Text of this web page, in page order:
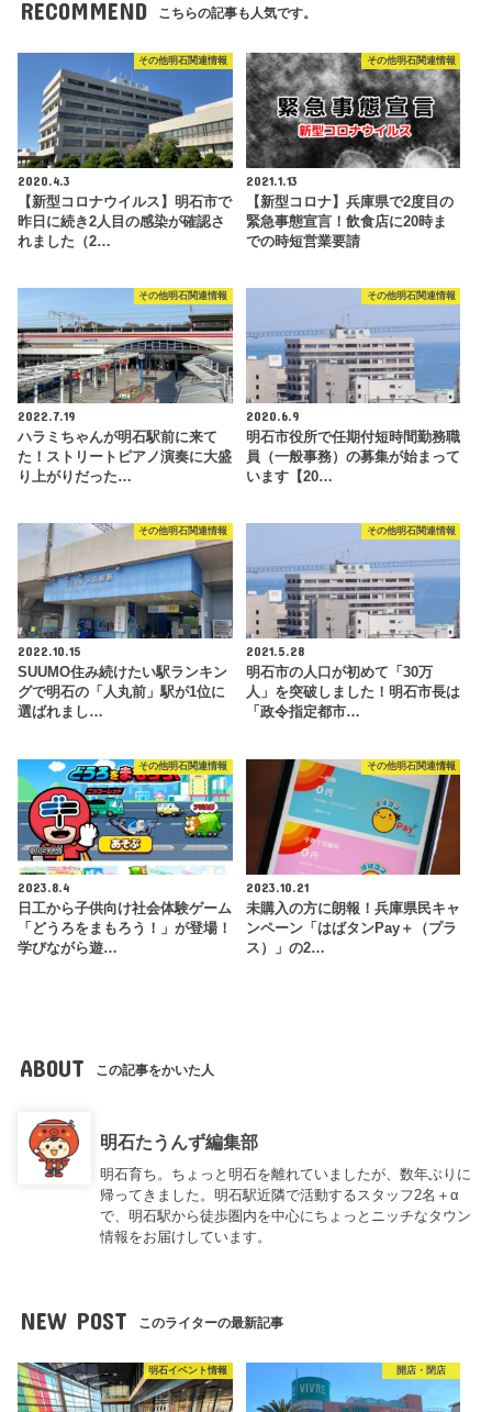
RECOMMEND こちらの記事も人気です。
その他明石関連情報
2020.4.3
【新型コロナウイルス】明石市で
昨日に続き2人目の感染が確認さ
れました（2…
その他明石関連情報
2021.1.13
【新型コロナ】兵庫県で2度目の
緊急事態宣言！飲食店に20時ま
での時短営業要請
その他明石関連情報
2022.7.19
ハラミちゃんが明石駅前に来て
た！ストリートピアノ演奏に大盛
り上がりだった…
その他明石関連情報
2020.6.9
明石市役所で任期付短時間勤務職
員（一般事務）の募集が始まって
います【20…
その他明石関連情報
2022.10.15
SUUMO住み続けたい駅ランキン
グで明石の「人丸前」駅が1位に
選ばれまし…
その他明石関連情報
2021.5.28
明石市の人口が初めて「30万
人」を突破しました！明石市長は
「政令指定都市…
その他明石関連情報
2023.8.4
日工から子供向け社会体験ゲーム
「どうろをまもろう！」が登場！
学びながら遊…
その他明石関連情報
2023.10.21
未購入の方に朗報！兵庫県民キャ
ンペーン「はばタンPay＋（プラ
ス）」の2…
ABOUT この記事をかいた人
明石たうんず編集部
明石育ち。ちょっと明石を離れていましたが、数年ぶりに
帰ってきました。明石駅近隣で活動するスタッフ2名＋α
で、明石駅から徒歩圏内を中心にちょっとニッチなタウン
情報をお届けしています。
NEW POST このライターの最新記事
明石イベント情報 開店・閉店